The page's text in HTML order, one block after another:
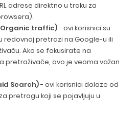
adrese direktno u traku za
traffic)- ovi korisnici su
redovnoj pretrazi na Google-u ili
Ako se fokusirate na
pretraživače, ovo je veoma važan
Search)- ovi korisnici dolaze od
pretragu koji se pojavljuju u